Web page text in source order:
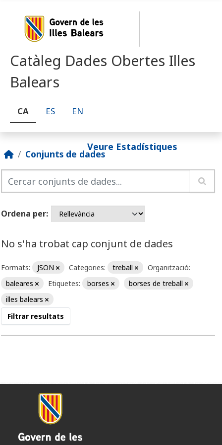
Catàleg Dades Obertes Illes
Balears
CA ES EN
Veure Estadístiques
Conjunts de dades
Ordena per
No s'ha trobat cap conjunt de dades
Formats: JSON Categories: treball
Organització:
baleares
Etiquetes: borses
borses de treball
illes balears
Filtrar resultats